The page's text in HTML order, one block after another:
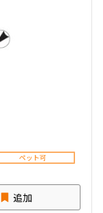
ペット可
追加